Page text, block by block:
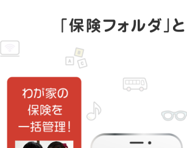
「保険フォルダ」とは？